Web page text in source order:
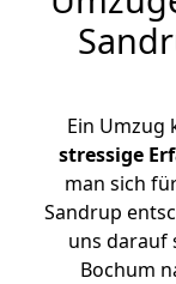
Ein Umzug
stressige
man sich
Sandrup
uns darauf
Bochum